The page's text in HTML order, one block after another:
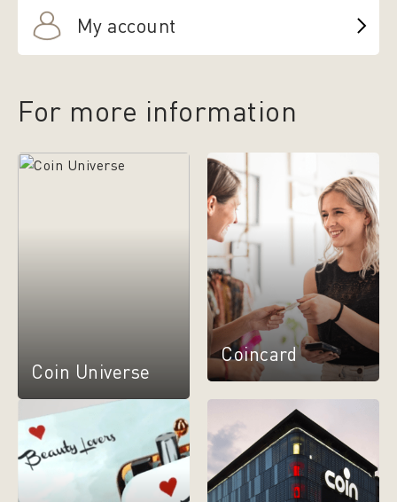
My account
For more information
Coin Universe
Coincard